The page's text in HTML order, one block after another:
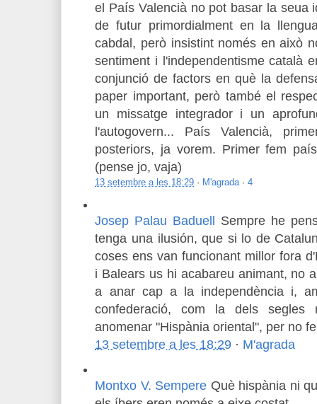
el País Valencià no pot basar la seua
de futur primordialment en la
cabdal, però insistint només en això
sentiment i l'independentisme català
conjunció de factors en què la
paper important, però també el
un missatge integrador i un
l'autogovern... País Valencià,
posteriors, ja vorem. Primer fem
(pense jo, vaja)
13 setembre a les 18:29 · M'agrada·4
Josep Palau Baduell Sempre he
tenga una ilusión, que si lo de
coses ens van funcionant millor fora
i Balears us hi acabareu animant, no
a anar cap a la independència i,
confederació, com la dels segles
anomenar "Hispània oriental", per no
13 setembre a les 18:29 · M'agrada
Montxo V. Sempere Què hispània ni